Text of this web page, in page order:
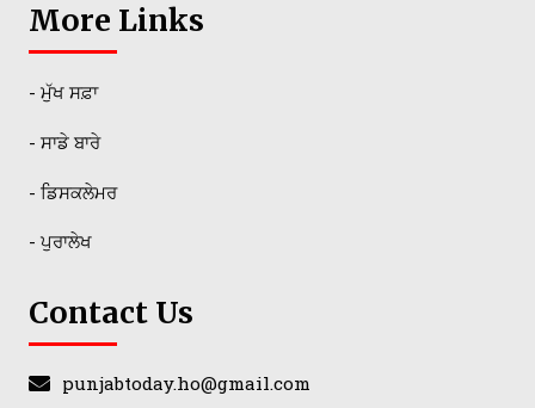
More Links
- ਮੁੱਖ ਸਫ਼ਾ
- ਸਾਡੇ ਬਾਰੇ
- ਡਿਸਕਲੇਮਰ
- ਪੁਰਾਲੇਖ
Contact Us
punjabtoday.ho@gmail.com